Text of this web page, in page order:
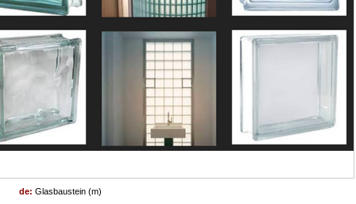
de:Glasbaustein (m)